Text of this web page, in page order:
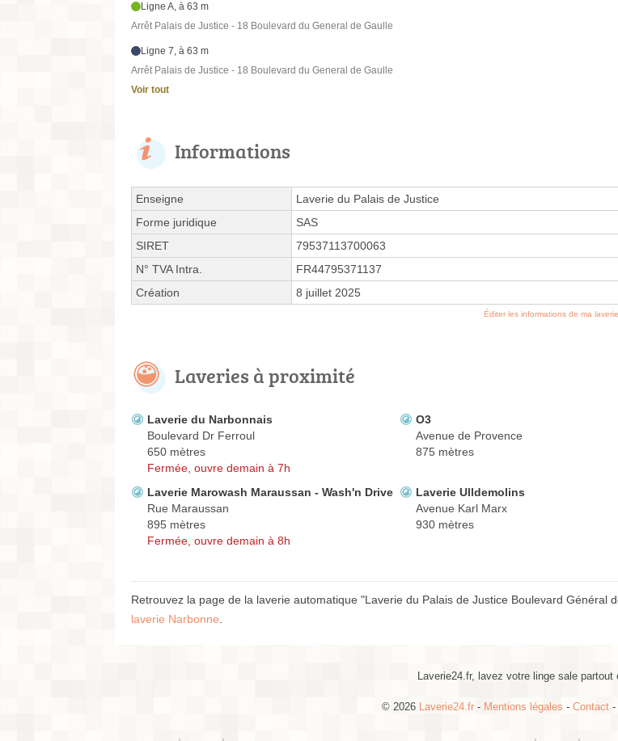
Ligne A, à 63 m
Arrêt Palais de Justice - 18 Boulevard du General de Gaulle
Ligne 7, à 63 m
Arrêt Palais de Justice - 18 Boulevard du General de Gaulle
Voir tout
Informations
Enseigne
Laverie du Palais de Justice
Forme juridique
SAS
SIRET
79537113700063
N° TVA Intra.
FR44795371137
Création
8 juillet 2025
Éditer les informations de ma
Laveries à proximité
Laverie du Narbonnais
Boulevard Dr Ferroul
650 mètres
Fermée, ouvre demain à 7h
O3
Avenue de Provence
875 mètres
Laverie Marowash Maraussan - Wash'n Drive
Rue Maraussan
895 mètres
Fermée, ouvre demain à 8h
Laverie Ulldemolins
Avenue Karl Marx
930 mètres
Retrouvez la page de la laverie automatique "Laverie du Palais de Justice Boulevard Général
laverie Narbonne
Laverie24.fr, lavez votre linge sale partout
© 2026 Laverie24.fr - Mentions légales - Contact -